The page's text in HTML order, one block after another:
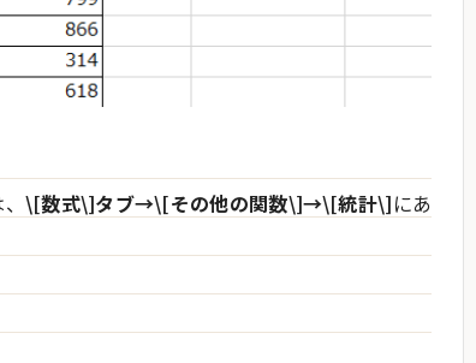
\[数式\]タブ→\[その他の関数\]→\[統計\]にあ